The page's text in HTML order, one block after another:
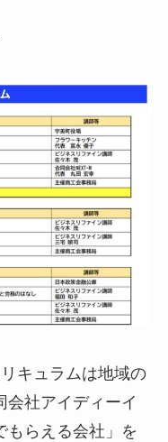
キュラムは地域の
会社アイディーイ
もらえる会社」を